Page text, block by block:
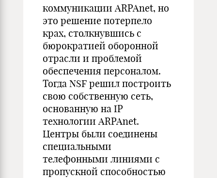
коммуникации ARPAnet, но
это решение потерпело
крах, столкнувшись с
бюрократией оборонной
отрасли и проблемой
обеспечения персоналом.
Тогда NSF решил построить
свою собственную сеть,
основанную на IP
технологии ARPAnet.
Центры были соединены
специальными
телефонными линиями с
пропускной способностью